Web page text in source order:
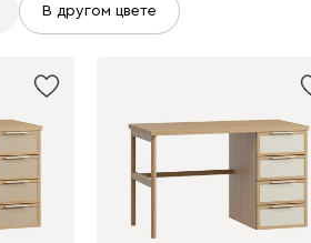
В другом цвете